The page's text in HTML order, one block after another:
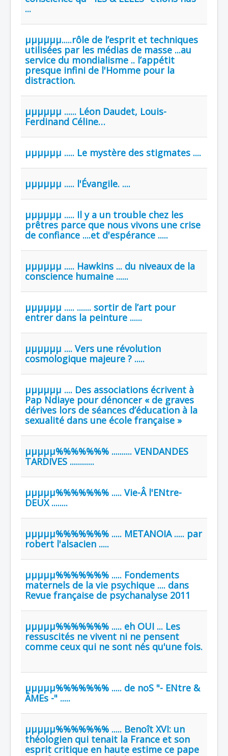
...
µµµµµµ.....rôle de l’esprit et techniques
utilisées par les médias de masse ...au
service du mondialisme .. l’appétit
presque infini de l'Homme pour la
distraction.
µµµµµµ ...... Léon Daudet, Louis-
Ferdinand Céline…
µµµµµµ ..... Le mystère des stigmates ....
µµµµµµ ..... l'Évangile. ....
µµµµµµ ..... Il y a un trouble chez les
prêtres parce que nous vivons une crise
de confiance ....et d'espérance .....
µµµµµµ ..... Hawkins ... du niveaux de la
conscience humaine ......
µµµµµµ ..... ....... sortir de l’art pour
entrer dans la peinture ......
µµµµµµ .... Vers une révolution
cosmologique majeure ? .....
µµµµµµ .... Des associations écrivent à
Pap Ndiaye pour dénoncer « de graves
dérives lors de séances d’éducation à la
sexualité dans une école française »
µµµµµ%%%%%%% .......... VENDANDES
TARDIVES ............
µµµµµ%%%%%%% ..... Vie-Â l'ENtre-
DEUX ........
µµµµµ%%%%%%% ..... METANOIA ..... par
robert l'alsacien .....
µµµµµ%%%%%%% ..... Fondements
maternels de la vie psychique .... dans
Revue française de psychanalyse 2011
µµµµµ%%%%%%% ..... eh OUI ... Les
ressuscités ne vivent ni ne pensent
comme ceux qui ne sont nés qu'une fois.
µµµµµ%%%%%%% ..... de noS "- ENtre &
ÂMEs -" .....
µµµµµ%%%%%%% ..... Benoît XVI: un
théologien qui tenait la France et son
esprit critique en haute estime ce pape